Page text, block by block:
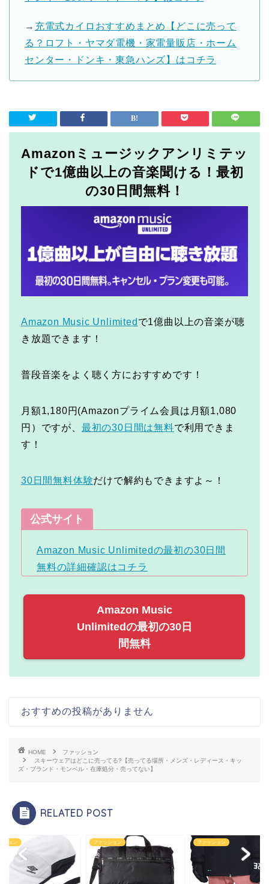
→ 充電式カイロおすすめまとめ【どこに売って
る？ロフト・ヤマダ電機・家電量販店・ホーム
センター・ドンキ・東急ハンズ】はコチラ
Amazonミュージックアンリミテッ
ドで1億曲以上の音楽聞ける！最初
の30日間無料！
Amazon Music Unlimited で1億曲以上の音楽が聴
き放題できます！
普段音楽をよく聴く方におすすめです！
月額1,180円(Amazonプライム会員は月額1,080
円）ですが、 最初の30日間は無料で利用できま
す！
30日間無料体験だけで解約もできますよ～！
公式サイト
Amazon Music Unlimitedの最初の30日間
無料の詳細確認はコチラ
Amazon Music
Unlimitedの最初の30日
間無料
おすすめの投稿がありません
HOME
ファッション
スキーウェアはどこに売ってる?【売ってる場所・メンズ・レディース・キッ
ズ・ブランド・モンベル・在庫処分・売ってない】
RELATED POST
ファッション ファッション